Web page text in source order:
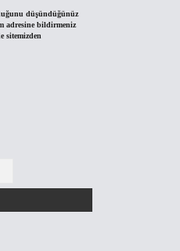
düşündüğünüz
adresine bildirmeniz
sitemizden